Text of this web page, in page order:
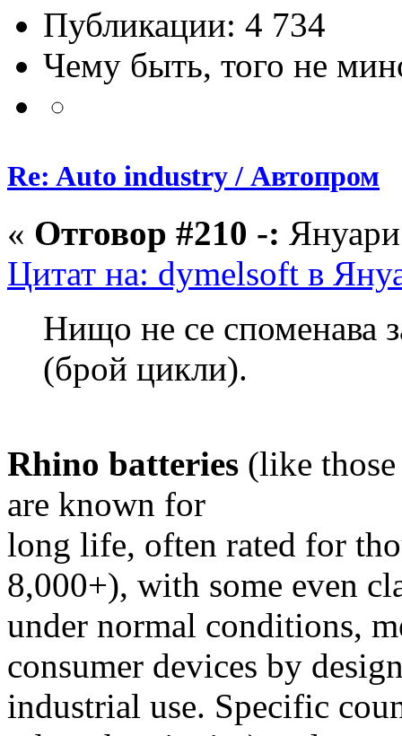
Публикации: 4 734
Чему быть, того не
Re: Auto industry / Автопром
« Отговор #210 -:
Цитат на: dymelsoft в
Нищо не се споменава
(брой цикли).
Rhino batteries (like
are known for
long life, often rated for
8,000+), with some even
under normal conditions,
consumer devices by
industrial use. Specific